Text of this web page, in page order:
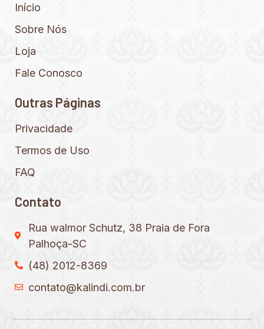
Início
Sobre Nós
Loja
Fale Conosco
Outras Páginas
Privacidade
Termos de Uso
FAQ
Contato
Rua walmor Schutz, 38 Praia de Fora
Palhoça-SC
(48) 2012-8369
contato@kalindi.com.br